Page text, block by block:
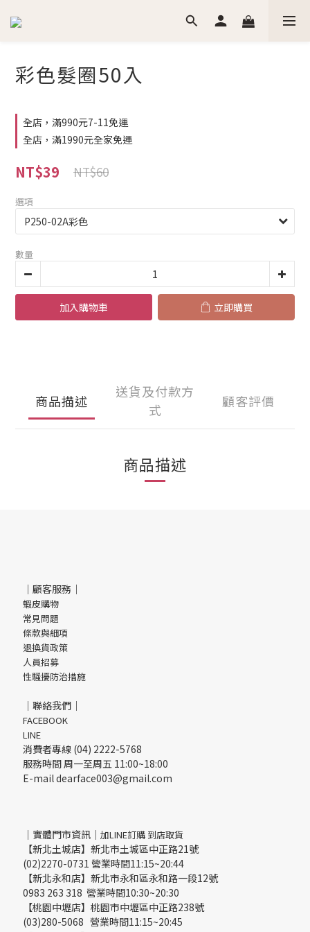
彩色髮圈50入
全店，滿990元7-11免運
全店，滿1990元全家免運
NT$39 NT$60
選項
數量
加入購物車 立即購買
商品描述
送貨及付款方
式
顧客評價
商品描述
｜顧客服務｜
蝦皮購物
常見問題
條款與細項
退換貨政策
人員招募
性騷擾防治措施
｜聯絡我們｜
FACEBOOK
LINE
消費者專線 (04) 2222-5768
服務時間 周一至周五 11:00~18:00
E-mail dearface003@gmail.com
｜實體門市資訊｜ 加LINE訂購 到店取貨
【新北土城店】新北市土城區中正路21號
(02)2270-0731 營業時間11:15~20:44
【新北永和店】新北市永和區永和路一段12號
0983 263 318 營業時間10:30~20:30
【桃園中壢店】桃園市中壢區中正路238號
(03)280-5068 營業時間11:15~20:45